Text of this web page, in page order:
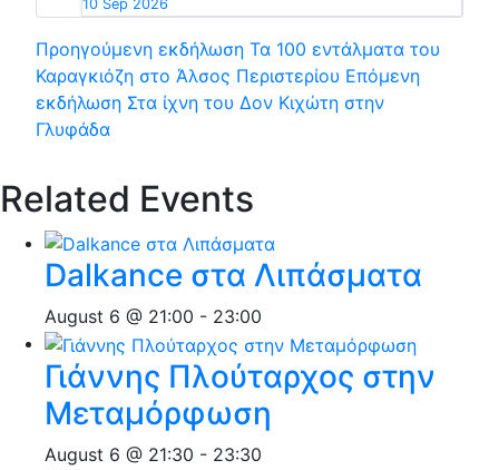
10 Sep 2026
Προηγούμενη εκδήλωση Τα 100 εντάλματα του
Καραγκιόζη στο Άλσος Περιστερίου Επόμενη
εκδήλωση Στα ίχνη του Δον Κιχώτη στην
Γλυφάδα
Related Events
Dalkance στα Λιπάσματα
August 6 @ 21:00 - 23:00
Γιάννης Πλούταρχος στην
Μεταμόρφωση
August 6 @ 21:30 - 23:30